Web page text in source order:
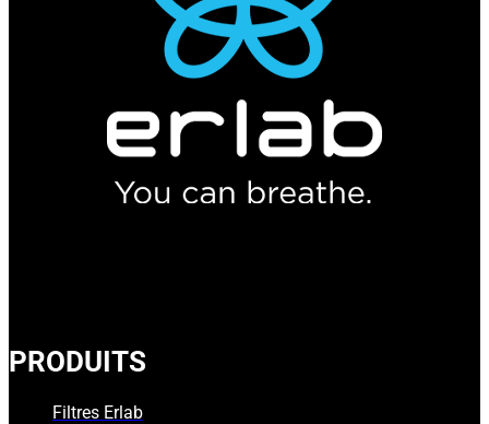
PRODUITS
Filtres Erlab